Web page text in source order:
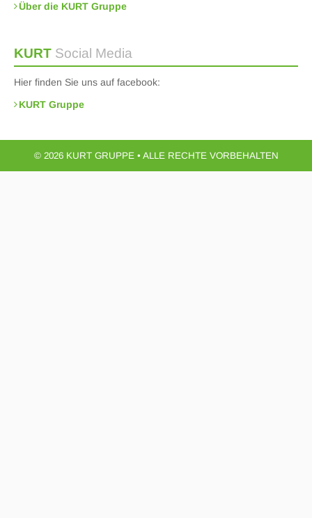
Über die KURT Gruppe
KURT Social Media
Hier finden Sie uns auf facebook:
KURT Gruppe
© 2026 KURT GRUPPE • ALLE RECHTE VORBEHALTEN